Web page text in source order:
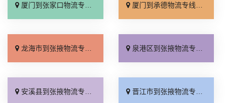
厦门到张家口物流专线_专线快运「运价查询」 厦门到承德物流专线_专线快运「零担配货」
龙海市到张掖物流专线_定点发车「诚信为先」 泉港区到张掖物流专线_保证时效「要几天到」
安溪县到张掖物流专线_整车配货「收费介绍」 晋江市到张掖物流专线_市县派送「一站直达」